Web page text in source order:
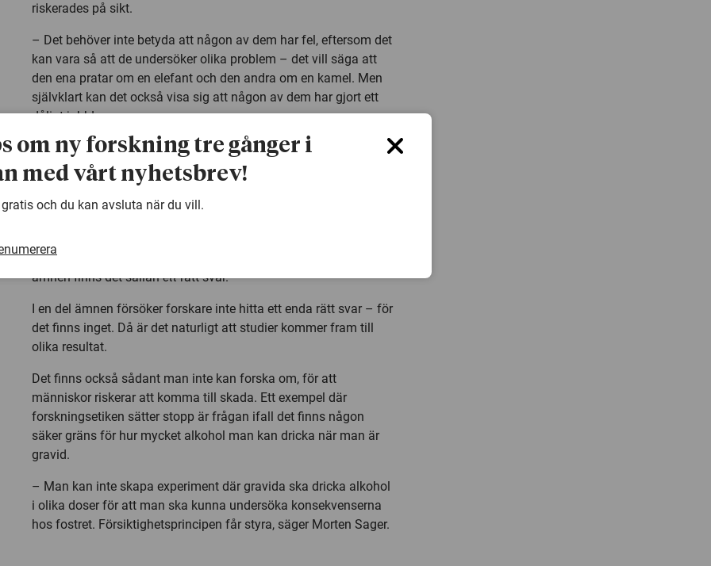
riskerades på sikt.
– Det behöver inte betyda att någon av dem har fel, eftersom det
kan vara så att de undersöker olika problem – det vill säga att
den ena pratar om en elefant och den andra om en kamel. Men
självklart kan det också visa sig att någon av dem har gjort ett
dåligt jobb!
många saker runtomkring påverkar. I sådana komplicerade
ämnen finns det sällanetträtt svar.
I en del ämnen försöker forskare inte hitta ett enda rätt svar – för
det finns inget. Då är det naturligt att studier kommer fram till
olika resultat.
Det finns också sådant man inte kan forska om, för att
människor riskerar att komma till skada. Ett exempel där
forskningsetiken sätter stopp är frågan ifall det finns någon
säker gräns för hur mycket alkohol man kan dricka när man är
gravid.
– Man kan inte skapa experiment där gravida ska dricka alkohol
i olika doser för att man ska kunna undersöka konsekvenserna
hos fostret. Försiktighetsprincipen får styra, säger Morten Sager.
om ny forskning tre gånger i
med vårt nyhetsbrev!
gratis och du kan avsluta när du vill.